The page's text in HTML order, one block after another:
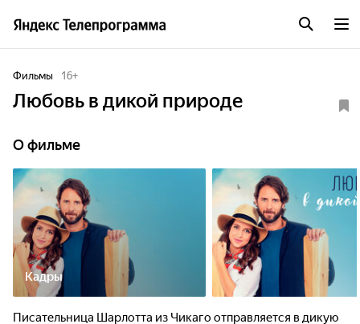
Фильмы 16+
Любовь в дикой природе
О фильме
Кадры
Писательница Шарлотта из Чикаго отправляется в дикую